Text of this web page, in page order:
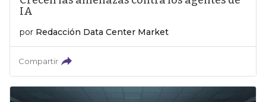
IA
por Redacción Data Center Market
Compartir